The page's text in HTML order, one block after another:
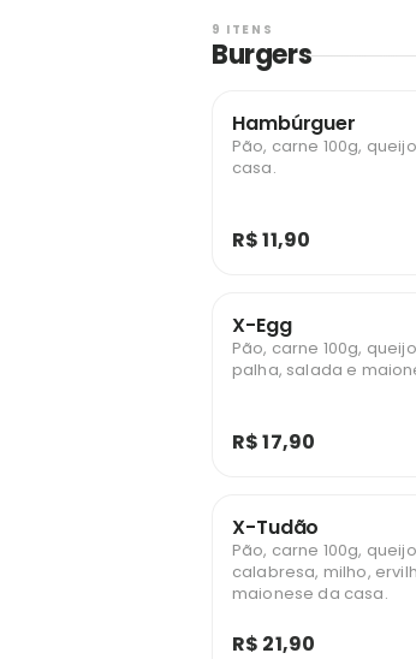
9 ITENS
Burgers
Hambúrguer
Pão, carne 100g,
casa.
R$ 11,90
X-Egg
Pão, carne 100g,
palha, salada e
R$ 17,90
X-Tudão
Pão, carne 100g,
calabresa, milho,
maionese da casa.
R$ 21,90